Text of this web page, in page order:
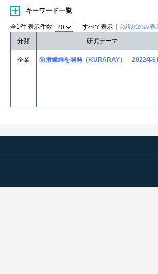
キーワード一覧
全1件 表示件数 すべて表示｜ 公設試のみ表
分類
研究テーマ
企業 防滑繊維を開発（KURARAY） 2022年6